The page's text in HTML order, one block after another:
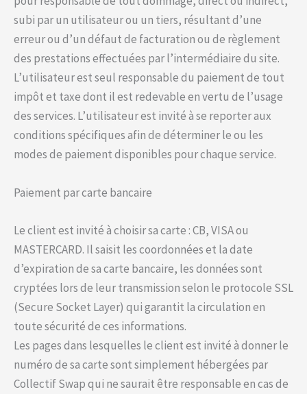
subi par un utilisateur ou un tiers, résultant d’une
erreur ou d’un défaut de facturation ou de règlement
des prestations effectuées par l’intermédiaire du site.
L’utilisateur est seul responsable du paiement de tout
impôt et taxe dont il est redevable en vertu de l’usage
des services. L’utilisateur est invité à se reporter aux
conditions spécifiques afin de déterminer le ou les
modes de paiement disponibles pour chaque service.
Paiement par carte bancaire
Le client est invité à choisir sa carte : CB, VISA ou
MASTERCARD. Il saisit les coordonnées et la date
d’expiration de sa carte bancaire, les données sont
cryptées lors de leur transmission selon le protocole SSL
(Secure Socket Layer) qui garantit la circulation en
toute sécurité de ces informations.
Les pages dans lesquelles le client est invité à donner le
numéro de sa carte sont simplement hébergées par
Collectif Swap qui ne saurait être responsable en cas de